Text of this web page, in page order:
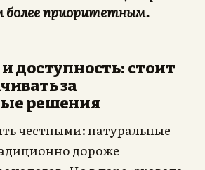
более приоритетным.
доступность: стоит
за
решения
честными: натуральные
дороже